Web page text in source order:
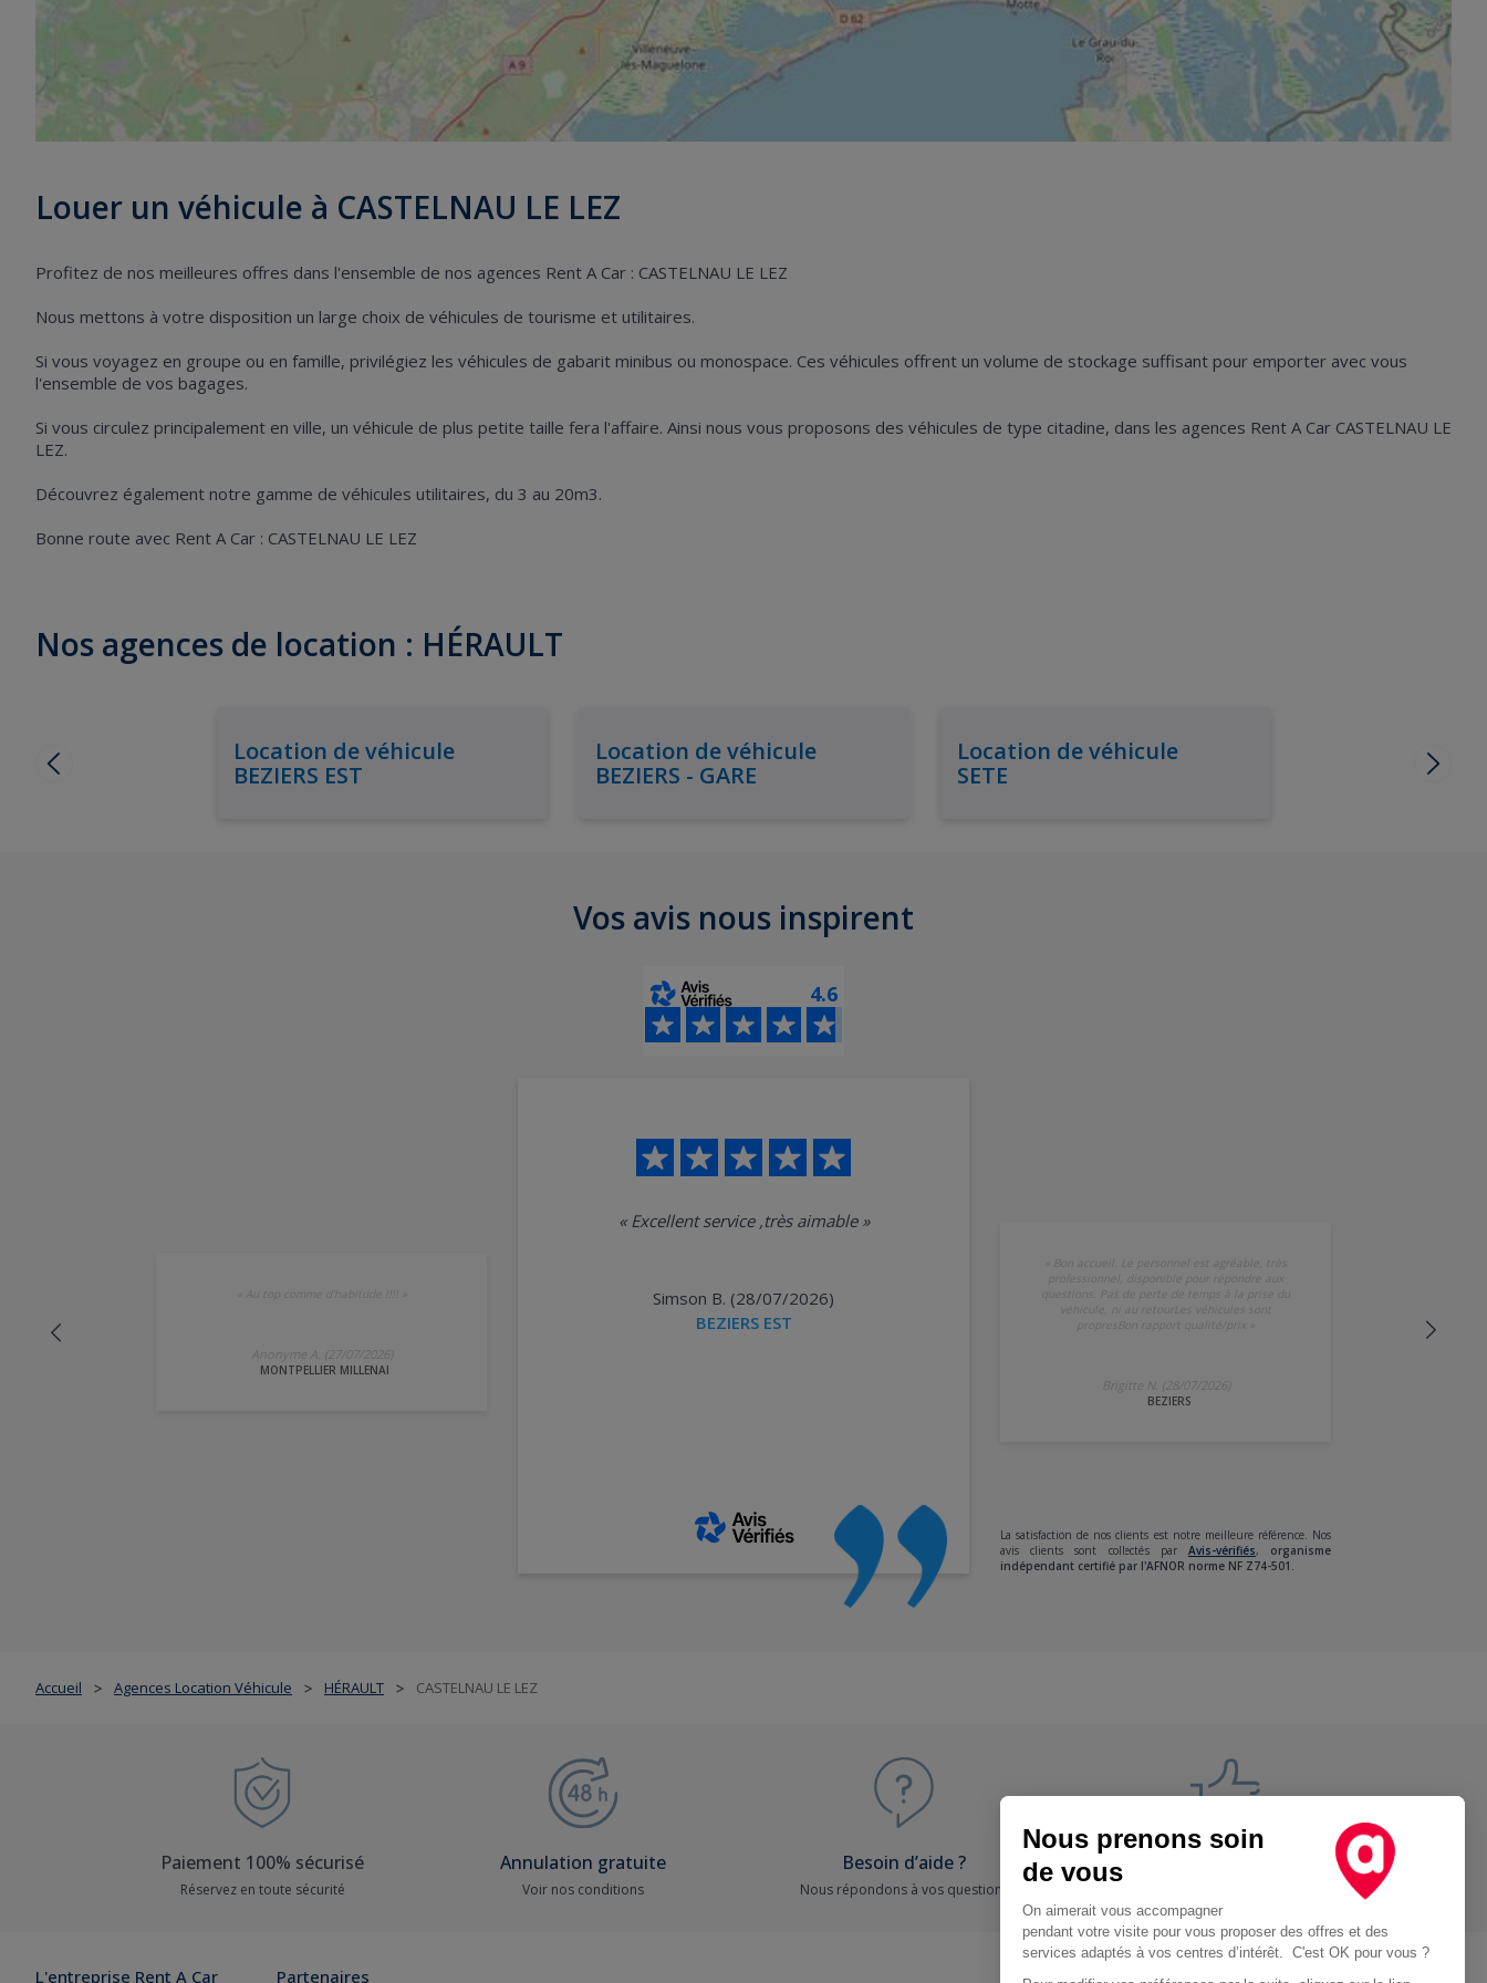
Accueil > Agences Location Véhicule > HÉRAULT > CASTELNAU LE LEZ
Louer un véhicule à CASTELNAU LE LEZ
Profitez de nos meilleures offres dans l'ensemble de nos agences Rent A Car : CASTELNAU LE LEZ
Nous mettons à votre disposition un large choix de véhicules de tourisme et utilitaires.
Si vous voyagez en groupe ou en famille, privilégiez les véhicules de gabarit minibus ou monospace. Ces véhicules offrent un volume de stockage suffisant pour emporter avec vous
l'ensemble de vos bagages.
Si vous circulez principalement en ville, un véhicule de plus petite taille fera l'affaire. Ainsi nous vous proposons des véhicules de type citadine, dans les agences Rent A Car CASTELNAU LE
LEZ.
Découvrez également notre gamme de véhicules utilitaires, du 3 au 20m3.
Bonne route avec Rent A Car : CASTELNAU LE LEZ
Nos agences de location : HÉRAULT
Location de véhicule
BEZIERS EST
Location de véhicule
BEZIERS - GARE
Location de véhicule
SETE
Vos avis nous inspirent
4.6
Au top comme d'habitude !!!!
Anonyme A. (27/07/2026)
MONTPELLIER MILLENAI
« Excellent service ,très aimable»
Simson B. (28/07/2026)
BEZIERS EST
Bon accueil. Le personnel est agréable, très
professionnel, disponible pour répondre aux
questions. Pas de perte de temps à la prise du
véhicule, ni au retourLes véhicules sont
propresBon rapport qualité/prix
Brigitte N. (28/07/2026)
BEZIERS
La satisfaction de nos clients est notre meilleure référence. Nos
avis clients sont collectés par Avis-vérifiés, organisme
indépendant certifié par l'AFNOR norme NF Z74-501.
Paiement 100% sécurisé
Réservez en toute sécurité
Annulation gratuite
Voir nos conditions
Besoin d’aide ?
Nous répondons à vos questions
L'entreprise Rent A Car Partenaires
Nous prenons soin
de vous
On aimerait vous accompagner
pendant votre visite pour vous proposer des offres et des
services adaptés à vos centres d’intérêt. C'est OK pour vous ?